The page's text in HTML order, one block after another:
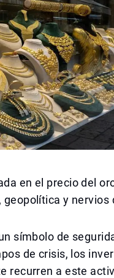
en el precio del
geopolítica y nervios
símbolo de
de crisis, los
recurren a este